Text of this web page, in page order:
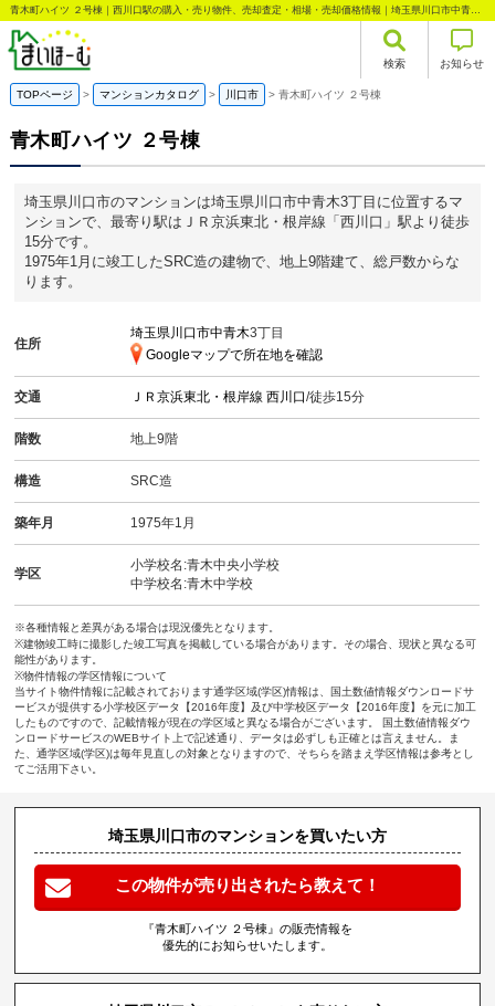
青木町ハイツ ２号棟｜西川口駅の購入・売り物件、売却査定・相場・売却価格情報｜埼玉県川口市中青木3丁目のマンション情報｜まいほーむ
検索 お知らせ
TOPページ マンションカタログ 川口市 青木町ハイツ ２号棟
青木町ハイツ ２号棟
埼玉県川口市のマンションは埼玉県川口市中青木3丁目に位置するマ
ンションで、最寄り駅はＪＲ京浜東北・根岸線「西川口」駅より徒歩
15分です。
1975年1月に竣工したSRC造の建物で、地上9階建て、総戸数からな
ります。
住所
埼玉県川口市中青木3丁目
Googleマップで所在地を確認
交通 ＪＲ京浜東北・根岸線西川口/徒歩15分
階数 地上9階
構造 SRC造
築年月 1975年1月
学区
小学校名:青木中央小学校
中学校名:青木中学校
※各種情報と差異がある場合は現況優先となります。
※建物竣工時に撮影した竣工写真を掲載している場合があります。その場合、現状と異なる可
能性があります。
※物件情報の学区情報について
当サイト物件情報に記載されております通学区域(学区)情報は、国土数値情報ダウンロードサ
ービスが提供する小学校区データ【2016年度】及び中学校区データ【2016年度】を元に加工
したものですので、記載情報が現在の学区域と異なる場合がございます。 国土数値情報ダウ
ンロードサービスのWEBサイト上で記述通り、データは必ずしも正確とは言えません。ま
た、通学区域(学区)は毎年見直しの対象となりますので、そちらを踏まえ学区情報は参考とし
てご活用下さい。
埼玉県川口市のマンションを買いたい方
この物件が売り出されたら教えて！
『青木町ハイツ ２号棟』の販売情報を
優先的にお知らせいたします。